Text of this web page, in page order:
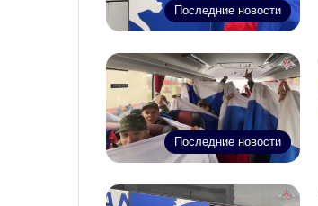
Последние новости
Последние новости